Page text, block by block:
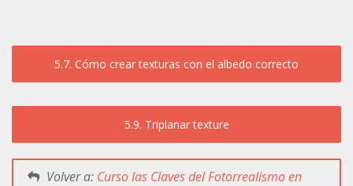
Tienda
5.7. Cómo crear texturas con el albedo correcto
5.9. Triplanar texture
Volver a: Curso las Claves del Fotorrealismo en